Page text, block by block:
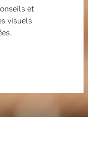
et
visuels